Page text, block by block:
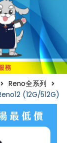
Reno全系列
(12G/512G)